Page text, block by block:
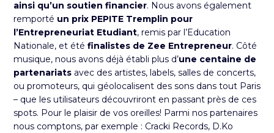
ainsi qu’un soutien financier. Nous avons également
remporté un prix PEPITE Tremplin pour
l’Entrepreneuriat Etudiant, remis par l’Education
Nationale, et été finalistes de Zee Entrepreneur. Côté
musique, nous avons déjà établi plus d’une centaine de
partenariats avec des artistes, labels, salles de concerts,
ou promoteurs, qui géolocalisent des sons dans tout Paris
– que les utilisateurs découvriront en passant près de ces
spots. Pour le plaisir de vos oreilles! Parmi nos partenaires
nous comptons, par exemple : Cracki Records, D.Ko